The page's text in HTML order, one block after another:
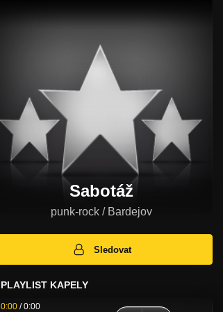
Sabotáž
punk-rock / Bardejov
Sledovat
PLAYLIST KAPELY
0:00 /0:00